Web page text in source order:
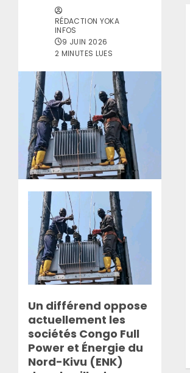
RÉDACTION YOKA
INFOS
9 JUIN 2026
2 MINUTES LUES
Un différend oppose
actuellement les
sociétés Congo Full
Power et Énergie du
Nord-Kivu (ENK)